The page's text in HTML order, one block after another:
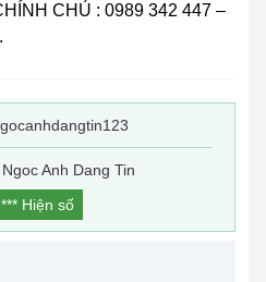
CHỦ : 0989 342 447 –
Anh Dang Tin
Hiện số